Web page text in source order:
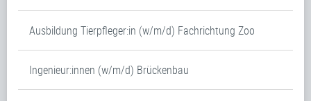
Ausbildung Tierpfleger:in (w/m/d) Fachrichtung Zoo
Ingenieur:innen (w/m/d) Brückenbau